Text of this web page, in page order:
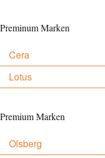
Preminum Marken
Cera
Lotus
Premium Marken
Olsberg